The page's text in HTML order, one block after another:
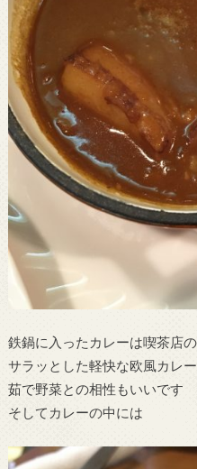
鉄鍋に入ったカレーは喫茶店
サラッとした軽快な欧風カレ
茹で野菜との相性もいいです
そしてカレーの中には